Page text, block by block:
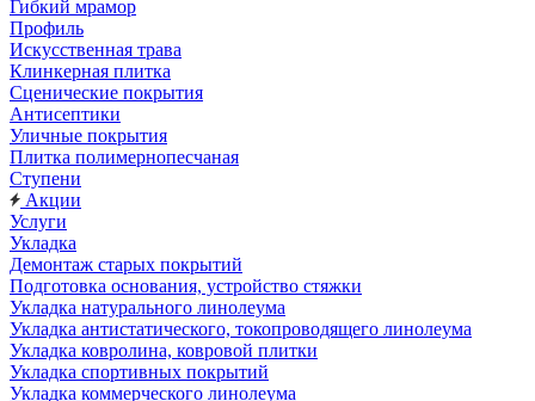
Гибкий мрамор
Профиль
Искусственная трава
Клинкерная плитка
Сценические покрытия
Антисептики
Уличные покрытия
Плитка полимернопесчаная
Ступени
Акции
Услуги
Укладка
Демонтаж старых покрытий
Подготовка основания, устройство стяжки
Укладка натурального линолеума
Укладка антистатического, токопроводящего линолеума
Укладка ковролина, ковровой плитки
Укладка спортивных покрытий
Укладка коммерческого линолеума